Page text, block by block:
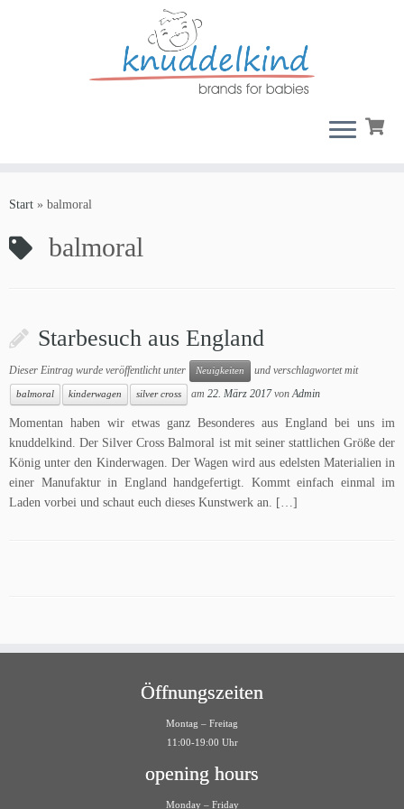
Inhalt
Start » balmoral
balmoral
Starbesuch aus England
Dieser Eintrag wurde veröffentlicht unter Neuigkeiten und verschlagwortet mit
balmoral kinderwagen silver cross am 22. März 2017 von Admin
Momentan haben wir etwas ganz Besonderes aus England bei uns im
knuddelkind. Der Silver Cross Balmoral ist mit seiner stattlichen Größe der
König unter den Kinderwagen. Der Wagen wird aus edelsten Materialien in
einer Manufaktur in England handgefertigt. Kommt einfach einmal im
Laden vorbei und schaut euch dieses Kunstwerk an. […]
Öffnungszeiten
Montag – Freitag
11:00-19:00 Uhr
opening hours
Monday – Friday